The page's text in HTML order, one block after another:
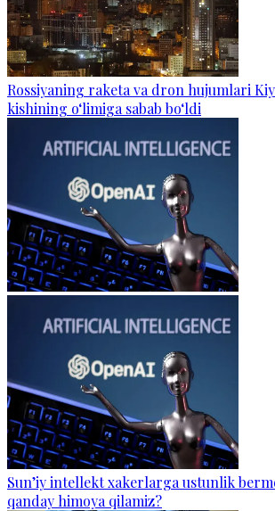
Rossiyaning raketa va dron hujumlari
kishining o‘limiga sabab bo‘ldi
Sun’iy intellekt xakerlarga ustunlik
qanday himoya qilamiz?